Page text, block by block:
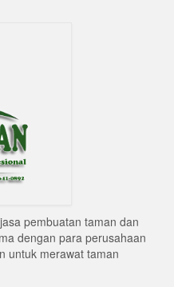
pembuatan taman dan
dengan para perusahaan
untuk merawat taman